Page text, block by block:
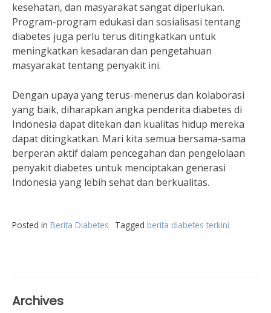
kesehatan, dan masyarakat sangat diperlukan.
Program-program edukasi dan sosialisasi tentang
diabetes juga perlu terus ditingkatkan untuk
meningkatkan kesadaran dan pengetahuan
masyarakat tentang penyakit ini.
Dengan upaya yang terus-menerus dan kolaborasi
yang baik, diharapkan angka penderita diabetes di
Indonesia dapat ditekan dan kualitas hidup mereka
dapat ditingkatkan. Mari kita semua bersama-sama
berperan aktif dalam pencegahan dan pengelolaan
penyakit diabetes untuk menciptakan generasi
Indonesia yang lebih sehat dan berkualitas.
Posted in Berita Diabetes Tagged berita diabetes terkini
Archives